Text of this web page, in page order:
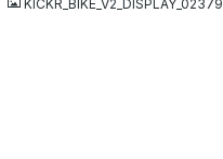
KICKR_BIKE_V2_DISPLAY_02379